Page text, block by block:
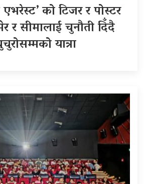
एभरेस्ट’ को टिजर र पोस्टर
र सीमालाई चुनौती दिँदै
यात्रा